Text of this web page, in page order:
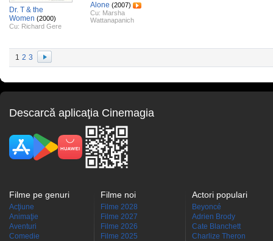
Dr. T & the
Women (2000)
Cu: Richard Gere
Alone (2007)
Cu: Marsha
Wattanapanich
1 2 3
Descarcă aplicaţia Cinemagia
Filme pe genuri
Acţiune
Animaţie
Aventuri
Comedie
Filme noi
Filme 2028
Filme 2027
Filme 2026
Filme 2025
Actori populari
Beyoncé
Adrien Brody
Cate Blanchett
Charlize Theron